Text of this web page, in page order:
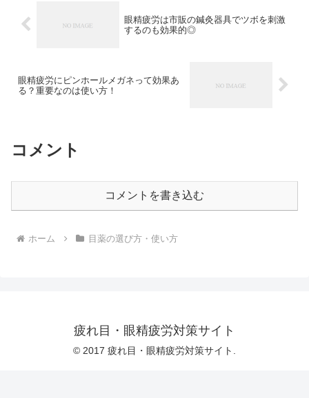
眼精疲労は市販の鍼灸器具でツボを刺激
するのも効果的◎
眼精疲労にピンホールメガネって効果あ
る？重要なのは使い方！
コメント
コメントを書き込む
ホーム 目薬の選び方・使い方
疲れ目・眼精疲労対策サイト
© 2017 疲れ目・眼精疲労対策サイト.